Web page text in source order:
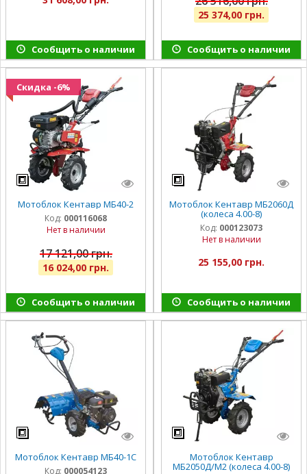
Сообщить о наличии
25 374,00 грн.
Сообщить о наличии
Скидка -6%
Мотоблок Кентавр МБ40-2
Код: 000116068
Нет в наличии
17 121,00 грн.
16 024,00 грн.
Сообщить о наличии
Мотоблок Кентавр МБ2060Д
(колеса 4.00-8)
Код: 000123073
Нет в наличии
25 155,00 грн.
Сообщить о наличии
Мотоблок Кентавр МБ40-1С
Код: 000054123
Мотоблок Кентавр
МБ2050Д/М2 (колеса 4.00-8)